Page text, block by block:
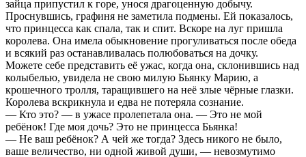
зайца припустил к горе, унося драгоценную добычу.
Проснувшись, графиня не заметила подмены. Ей показалось,
что принцесса как спала, так и спит. Вскоре на луг пришла
королева. Она имела обыкновение прогуливаться после обеда
и всякий раз останавливалась полюбоваться на дочку.
Можете себе представить её ужас, когда она, склонившись над
колыбелью, увидела не свою милую Бьянку Марию, а
крошечного тролля, таращившего на неё злые чёрные глазки.
Королева вскрикнула и едва не потеряла сознание.
— Кто это? — в ужасе пролепетала она. — Это не мой
ребёнок! Где моя дочь? Это не принцесса Бьянка!
— Не ваш ребёнок? А чей же тогда? Здесь никого не было,
ваше величество, ни одной живой души, — невозмутимо